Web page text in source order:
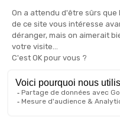
UN RENSEIGNEMENT ?
POURQUOI ACHETER CHEZ NOUS ?